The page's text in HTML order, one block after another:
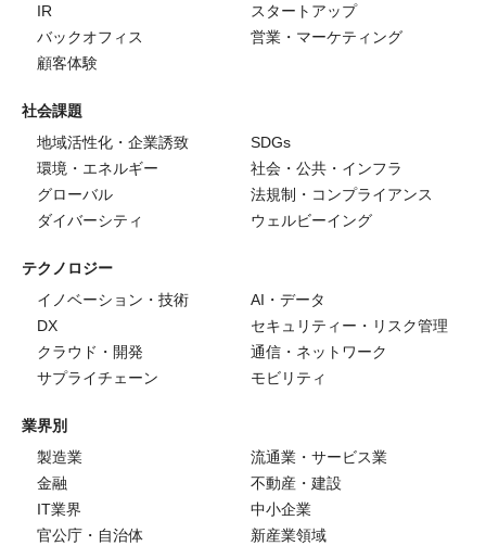
IR
スタートアップ
バックオフィス
営業・マーケティング
顧客体験
社会課題
地域活性化・企業誘致
SDGs
環境・エネルギー
社会・公共・インフラ
グローバル
法規制・コンプライアンス
ダイバーシティ
ウェルビーイング
テクノロジー
イノベーション・技術
AI・データ
DX
セキュリティー・リスク管理
クラウド・開発
通信・ネットワーク
サプライチェーン
モビリティ
業界別
製造業
流通業・サービス業
金融
不動産・建設
IT業界
中小企業
官公庁・自治体
新産業領域